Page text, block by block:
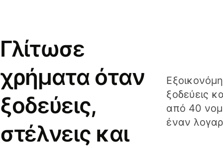
Γλίτωσε
χρήματα όταν
ξοδεύεις,
στέλνεις και
ξοδεύεις
από 40
έναν